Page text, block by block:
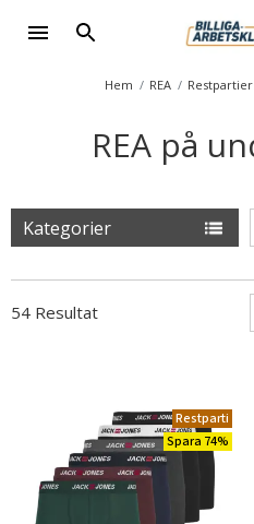
Hem REA Restpartier
REA på
Kategorier
54 Resultat
Restparti
Spara 74%